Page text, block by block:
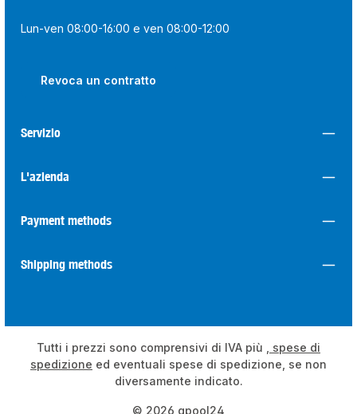
Lun-ven 08:00-16:00 e ven 08:00-12:00
Revoca un contratto
Servizio
L'azienda
Payment methods
Shipping methods
© 2026 qpool24
Tutti i prezzi sono comprensivi di IVA più
, spese di
spedizione ed eventuali spese di spedizione, se non
diversamente indicato.